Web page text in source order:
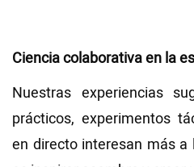
Ciencia colaborativa en la
Nuestras experiencias
prácticos, experimentos
en directo interesan más a